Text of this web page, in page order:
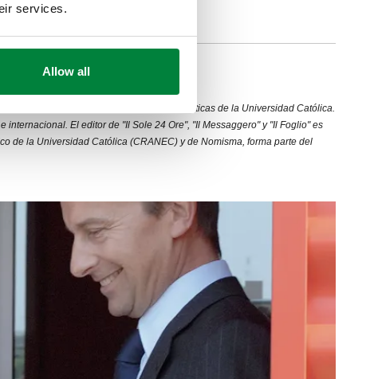
services.
Allow all
Exterior en la Facultad de Ciencias Políticas de la Universidad Católica.
El editor de "Il Sole 24 Ore", "Il Messaggero" y "Il Foglio" es
de la Universidad Católica (CRANEC) y de Nomisma, forma parte del